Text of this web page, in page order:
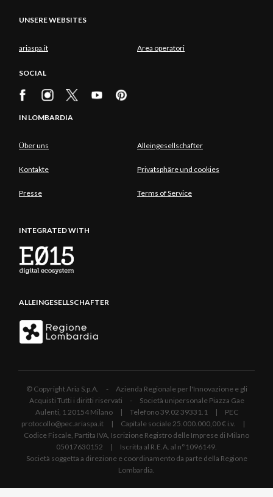
UNSERE WEBSITES
ariaspa.it Area operatori
SOCIAL
IN LOMBARDIA
Über uns Alleingesellschafter
Kontakte Privatsphäre und cookies
Presse Terms of Service
INTEGRATED WITH
ALLEINGESELLSCHAFTER
© Copyright Aria S.p.A. - Azienda Regionale per l'Innovazione e gli
Acquisti Tutti i diritti riservati - Società unipersonale Piazza Gae
Aulenti, 1 20154 Milano | Telefono 39.02 39331.1 | PEC
protocollo@pec.ariaspa.it | Capitale sociale 25.000.000,00 € i.v. |
Codice Fiscale, Partita IVA, Iscrizione Registro delle Imprese di Milano
05017630152 | Iscritta al R.E.A. al n°1096149.
Società soggetta a direzione e coordinamento da parte della Regione
Lombardia.